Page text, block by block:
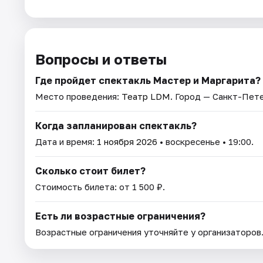
Вопросы и ответы
Где пройдет спектакль Мастер и Маргарита?
Место проведения: Театр LDM. Город — Санкт-
Когда запланирован спектакль?
Дата и время: 1 ноября 2026 • воскресенье • 19:00.
Сколько стоит билет?
Стоимость билета: от 1 500 ₽.
Есть ли возрастные ограничения?
Возрастные ограничения уточняйте у организаторов.